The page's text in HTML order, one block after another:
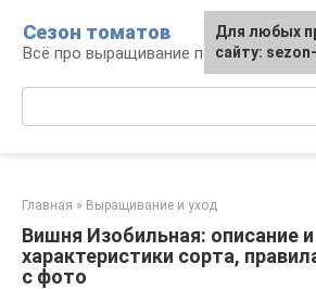
контенту
Сезон томатов
Всё про выращивание помидоров
Главная » Выращивание и уход
Вишня Изобильная: описание и
характеристики сорта,
с фото
Для любых
сайту: